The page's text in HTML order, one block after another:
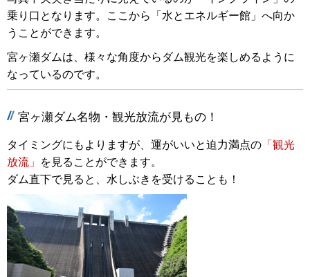
乗り口となります。ここから「水とエネルギー館」へ向か
うことができます。
宮ヶ瀬ダムは、様々な角度からダム観光を楽しめるように
なっているのです。
宮ヶ瀬ダム名物・観光放流が見もの！
タイミングにもよりますが、運がいいと迫力満点の 「観光
放流」
を見ることができます。
ダム直下で見ると、水しぶきを受けることも！